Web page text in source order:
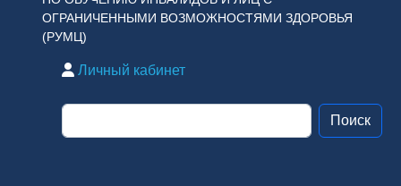
ОГРАНИЧЕННЫМИ ВОЗМОЖНОСТЯМИ ЗДОРОВЬЯ
(РУМЦ)
Личный кабинет